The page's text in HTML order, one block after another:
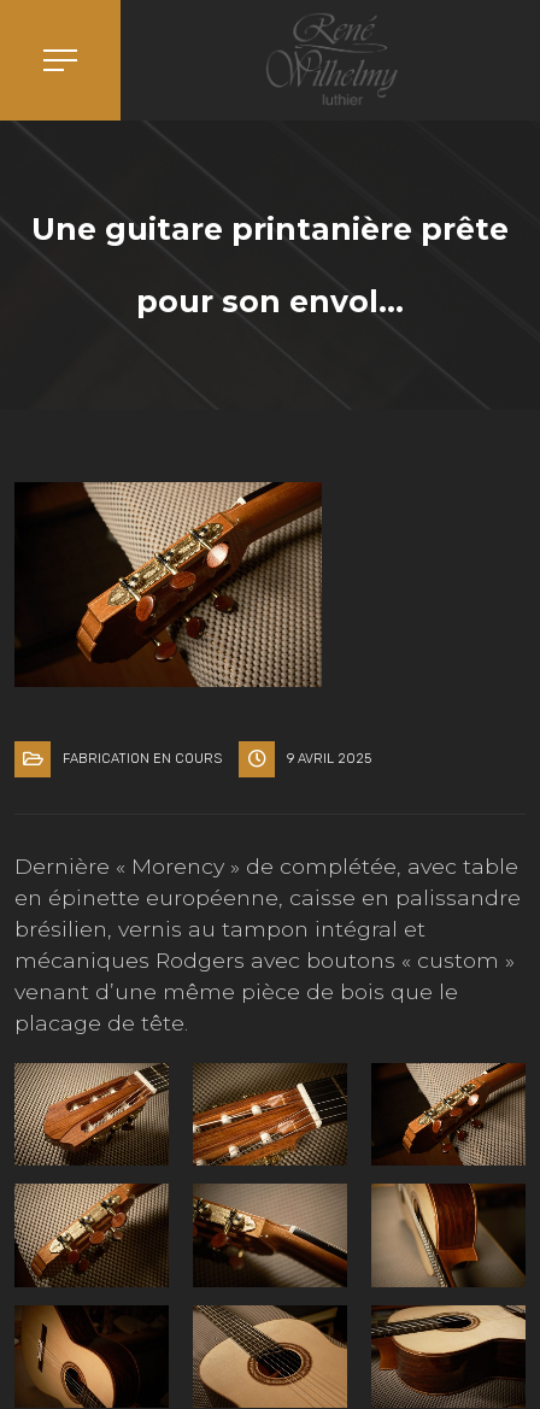
Une guitare printanière prête
pour son envol…
FABRICATION EN COURS 9 AVRIL 2025
Dernière « Morency » de complétée, avec table
en épinette européenne, caisse en palissandre
brésilien, vernis au tampon intégral et
mécaniques Rodgers avec boutons « custom »
venant d’une même pièce de bois que le
placage de tête.